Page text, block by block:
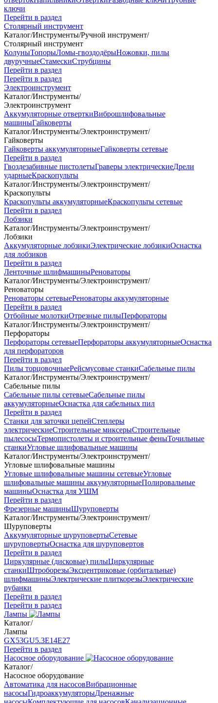
ключи
Перейти в раздел
Столярный инструмент
Каталог/Инструменты/Ручной инструмент/
Столярный инструмент
КолуныТопорыЛомы-гвоздодёрыНожовки, пилы
двуручныеСтамескиСтрубцины
Перейти в раздел
Перейти в раздел
Электроинструмент
Каталог/Инструменты/
Электроинструмент
Аккумуляторные отверткиВиброшлифовальные
машиныГайковерты
Каталог/Инструменты/Электроинструмент/
Гайковерты
Гайковерты аккумуляторныеГайковерты сетевые
Перейти в раздел
Гвоздезабивные пистолетыГраверы электрическиеДрели
ударныеКраскопульты
Каталог/Инструменты/Электроинструмент/
Краскопульты
Краскопульты аккумуляторныеКраскопульты сетевые
Перейти в раздел
Лобзики
Каталог/Инструменты/Электроинструмент/
Лобзики
Аккумуляторные лобзикиЭлектрические лобзикиОснастка
для лобзиков
Перейти в раздел
Ленточные шлифмашиныРеноваторы
Каталог/Инструменты/Электроинструмент/
Реноваторы
Реноваторы сетевыеРеноваторы аккумуляторные
Перейти в раздел
Отбойные молоткиОтрезные пилыПерфораторы
Каталог/Инструменты/Электроинструмент/
Перфораторы
Перфораторы сетевыеПерфораторы аккумуляторныеОснастка
для перфораторов
Перейти в раздел
Пилы торцовочныеРейсмусовые станкиСабельные пилы
Каталог/Инструменты/Электроинструмент/
Сабельные пилы
Сабельные пилы сетевыеСабельные пилы
аккумуляторныеОснастка для сабельных пил
Перейти в раздел
Станки для заточки цепейСтеплеры
электрическиеСтроительные миксерыСтроительные
пылесосыТермопистолеты и строительные феныТочильные
станкиУгловые шлифовальные машины
Каталог/Инструменты/Электроинструмент/
Угловые шлифовальные машины
Угловые шлифовальные машины сетевыеУгловые
шлифовальные машины аккумуляторныеПолировальные
машиныОснастка для УШМ
Перейти в раздел
Фрезерные машиныШуруповерты
Каталог/Инструменты/Электроинструмент/
Шуруповерты
Аккумуляторные шуруповертыСетевые
шуруповертыОснастка для шуруповертов
Перейти в раздел
Циркулярные (дисковые) пилыЦиркулярные
станкиШтроборезыЭксцентриковые (орбитальные)
шлифмашиныЭлектрические плиткорезыЭлектрические
рубанки
Перейти в раздел
Перейти в раздел
Лампы
Каталог/
Лампы
GX53GU5.3Е14Е27
Перейти в раздел
Насосное оборудование
Каталог/
Насосное оборудование
Автоматика для насосовВибрационные
насосыГидроаккумуляторыДренажные